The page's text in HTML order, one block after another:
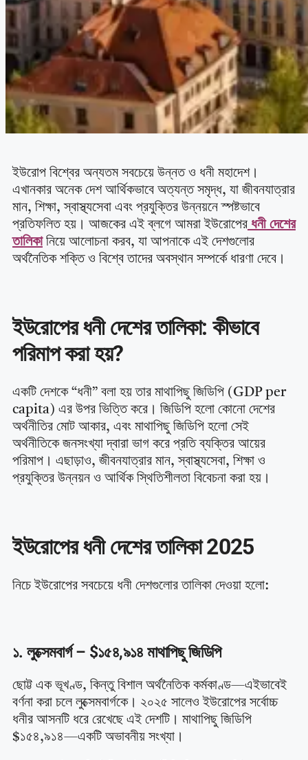
ইউরোপ বিশ্বের অন্যতম সবচেয়ে উন্নত ও ধনী মহাদেশ।
এখানকার অনেক দেশ আর্থিকভাবে অত্যন্ত সমৃদ্ধ, যা জীবনযাত্রার
মান, শিক্ষা, স্বাস্থ্যসেবা এবং প্রযুক্তির উন্নয়নে স্পষ্টভাবে
প্রতিফলিত হয়। আজকের এই ব্লগে আমরা ইউরোপের ধনী দেশের
তালিকানিয়ে আলোচনা করব, যা আপনাকে এই দেশগুলোর
অর্থনৈতিক শক্তি ও বিশ্বে তাদের অবস্থান সম্পর্কে ধারণা দেবে।
ইউরোপের ধনী দেশের তালিকা: কীভাবে
পরিমাপ করা হয়?
একটি দেশকে “ধনী” বলা হয় তার মাথাপিছু জিডিপি (GDP per
capita) এর উপর ভিত্তি করে। জিডিপি হলো কোনো দেশের
অর্থনীতির মোট আকার, এবং মাথাপিছু জিডিপি হলো সেই
অর্থনীতিকে জনসংখ্যা দ্বারা ভাগ করে প্রতি ব্যক্তির আয়ের
পরিমাপ। এছাড়াও, জীবনযাত্রার মান, স্বাস্থ্যসেবা, শিক্ষা ও
প্রযুক্তির উন্নয়ন ও আর্থিক স্থিতিশীলতা বিবেচনা করা হয়।
ইউরোপের ধনী দেশের তালিকা 2025
নিচে ইউরোপের সবচেয়ে ধনী দেশগুলোর তালিকা দেওয়া হলো:
১. লুক্সেমবার্গ – $১৫৪,৯১৪ মাথাপিছু জিডিপি
ছোট্ট এক ভূখণ্ড, কিন্তু বিশাল অর্থনৈতিক কর্মকাণ্ড—এইভাবেই
বর্ণনা করা চলে লুক্সেমবার্গকে। ২০২৫ সালেও ইউরোপের সর্বোচ্চ
ধনীর আসনটি ধরে রেখেছে এই দেশটি। মাথাপিছু জিডিপি
$১৫৪,৯১৪—একটি অভাবনীয় সংখ্যা।